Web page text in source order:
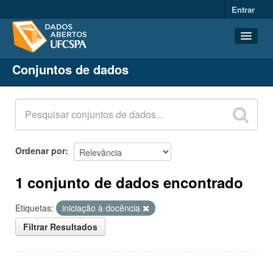
Entrar
Conjuntos de dados
Organizações
Grupos
Sobre
Conjuntos de dados
Ordenar por
1 conjunto de dados encontrado
Etiquetas:
iniciação à docência
Filtrar Resultados